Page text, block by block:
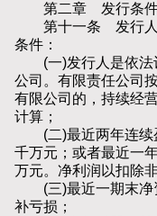
第二章 发行条
第十一条 发行人申
条件：
(一)发行人是依法
公司。有限责任公司
有限公司的，持续经
计算；
(二)最近两年连续
千万元；或者最近一
万元。净利润以扣除
(三)最近一期末净
补亏损；